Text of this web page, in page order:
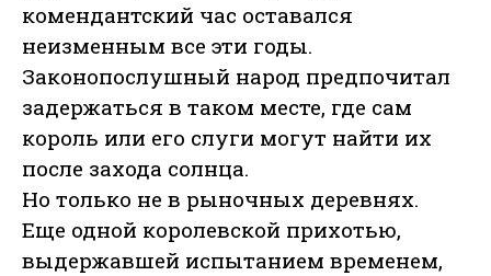
комендантский час оставался
неизменным все эти годы.
Законопослушный народ предпочитал
задержаться в таком месте, где сам
король или его слуги могут найти их
после захода солнца.
Но только не в рыночных деревнях.
Еще одной королевской прихотью,
выдержавшей испытанием временем,